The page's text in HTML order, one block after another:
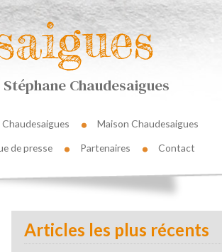
Chaudesaigues
Maison Chaudesaigues
de presse Partenaires Contact
Articles les plus récents